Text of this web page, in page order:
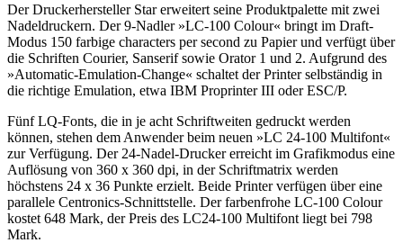
Der Druckerhersteller Star erweitert seine Produktpalette mit zwei
Nadeldruckern. Der 9-Nadler »LC-100 Colour« bringt im Draft-
Modus 150 farbige characters per second zu Papier und verfügt über
die Schriften Courier, Sanserif sowie Orator 1 und 2. Aufgrund des
»Automatic-Emulation-Change« schaltet der Printer selbständig in
die richtige Emulation, etwa IBM Proprinter III oder ESC/P.
Fünf LQ-Fonts, die in je acht Schriftweiten gedruckt werden
können, stehen dem Anwender beim neuen »LC 24-100 Multifont«
zur Verfügung. Der 24-Nadel-Drucker erreicht im Grafikmodus eine
Auflösung von 360 x 360 dpi, in der Schriftmatrix werden
höchstens 24 x 36 Punkte erzielt. Beide Printer verfügen über eine
parallele Centronics-Schnittstelle. Der farbenfrohe LC-100 Colour
kostet 648 Mark, der Preis des LC24-100 Multifont liegt bei 798
Mark.